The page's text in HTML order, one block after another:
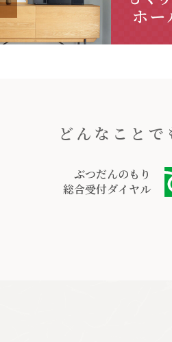
どんなこと
ぶつだんのもり
総合受付ダイヤル